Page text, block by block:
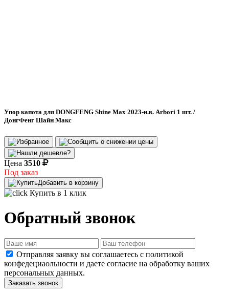
Упор капота для DONGFENG Shine Max 2023-н.в. Arbori 1 шт. /
ДонгФенг Шайн Макс
Цена 3510
Под заказ
Добавить в корзину
Купить в 1 клик
Обратный звонок
Отправляя заявку вы соглашаетесь с политикой
конфедециаольности и даете согласие на обработку ваших
персональных данных.
Заказать звонок